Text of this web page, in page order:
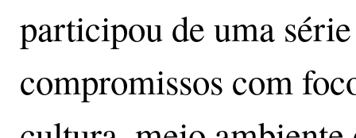
participou de uma
compromissos com